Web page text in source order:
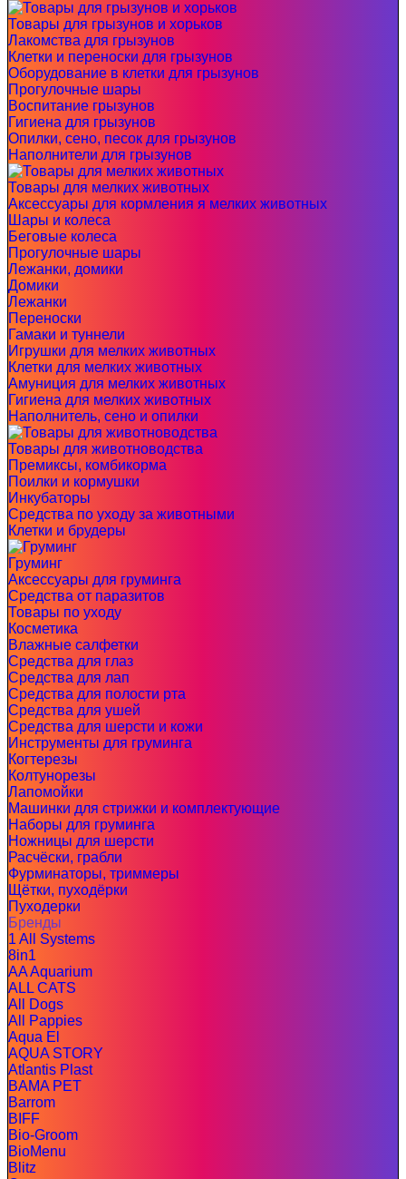
Товары для грызунов и хорьков
Лакомства для грызунов
Клетки и переноски для грызунов
Оборудование в клетки для грызунов
Прогулочные шары
Воспитание грызунов
Гигиена для грызунов
Опилки, сено, песок для грызунов
Наполнители для грызунов
Товары для мелких животных
Аксессуары для кормления я мелких животных
Шары и колеса
Беговые колеса
Прогулочные шары
Лежанки, домики
Домики
Лежанки
Переноски
Гамаки и туннели
Игрушки для мелких животных
Клетки для мелких животных
Амуниция для мелких животных
Гигиена для мелких животных
Наполнитель, сено и опилки
Товары для животноводства
Премиксы, комбикорма
Поилки и кормушки
Инкубаторы
Средства по уходу за животными
Клетки и брудеры
Груминг
Аксессуары для груминга
Средства от паразитов
Товары по уходу
Косметика
Влажные салфетки
Средства для глаз
Средства для лап
Средства для полости рта
Средства для ушей
Средства для шерсти и кожи
Инструменты для груминга
Когтерезы
Колтунорезы
Лапомойки
Машинки для стрижки и комплектующие
Наборы для груминга
Ножницы для шерсти
Расчёски, грабли
Фурминаторы, триммеры
Щётки, пуходёрки
Пуходерки
Бренды
1 All Systems
8in1
AA Aquarium
ALL CATS
All Dogs
All Pappies
Aqua El
AQUA STORY
Atlantis Plast
BAMA PET
Barrom
BIFF
Bio-Groom
BioMenu
Blitz